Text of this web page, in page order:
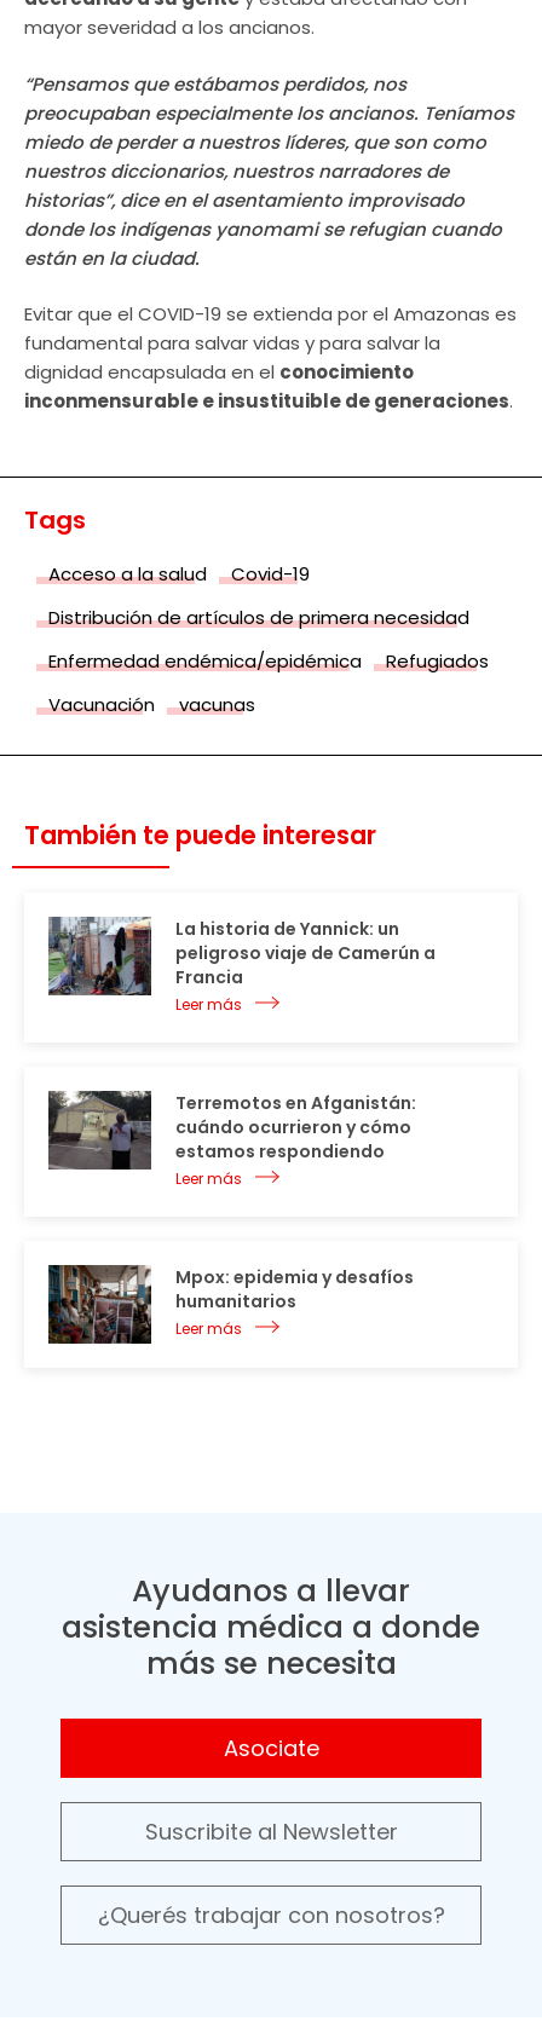
mayor severidad a los ancianos.
“Pensamos que estábamos perdidos, nos
preocupaban especialmente los ancianos. Teníamos
miedo de perder a nuestros líderes, que son como
nuestros diccionarios, nuestros narradores de
historias”, dice en el asentamiento improvisado
donde los indígenas yanomami se refugian cuando
están en la ciudad.
Evitar que el COVID-19 se extienda por el Amazonas es
fundamental para salvar vidas y para salvar la
dignidad encapsulada en el conocimiento
inconmensurable e insustituible de generaciones.
Tags
Acceso a la salud
Covid-19
Distribución de artículos de primera necesidad
Enfermedad endémica/epidémica
Refugiados
Vacunación
vacunas
También te puede interesar
La historia de Yannick: un
peligroso viaje de Camerún a
Francia
Leer más
Terremotos en Afganistán:
cuándo ocurrieron y cómo
estamos respondiendo
Leer más
Mpox: epidemia y desafíos
humanitarios
Leer más
Ayudanos a llevar
asistencia médica a donde
más se necesita
Asociate
Suscribite al Newsletter
¿Querés trabajar con nosotros?